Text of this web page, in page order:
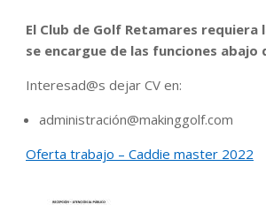
El Club de Golf Retamares
se encargue de las funciones abajo
Interesad@s dejar CV en:
administración@makinggolf.com
Oferta trabajo – Caddie master 2022